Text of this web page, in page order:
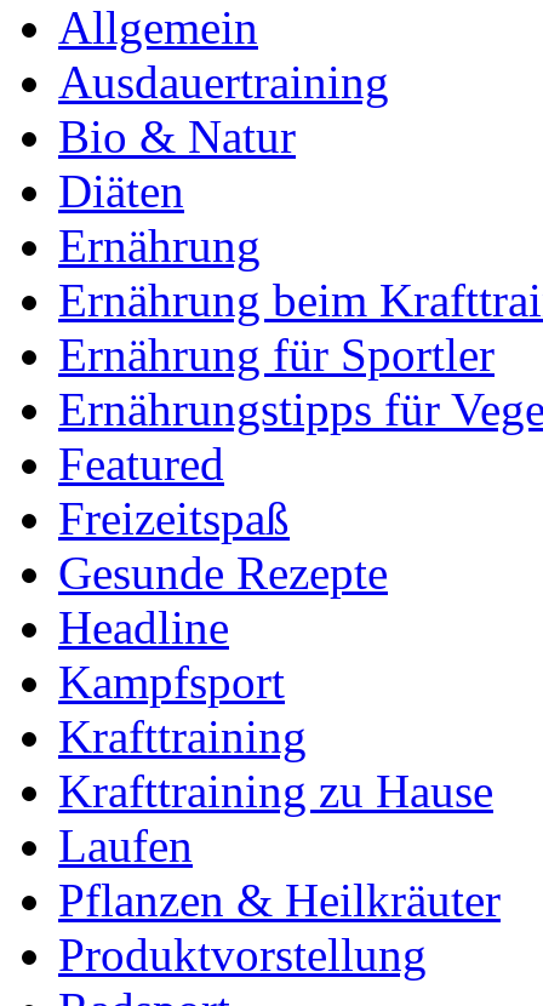
Allgemein
Ausdauertraining
Bio & Natur
Diäten
Ernährung
Ernährung beim
Ernährung für Sportler
Ernährungstipps für
Featured
Freizeitspaß
Gesunde Rezepte
Headline
Kampfsport
Krafttraining
Krafttraining zu Hause
Laufen
Pflanzen & Heilkräuter
Produktvorstellung